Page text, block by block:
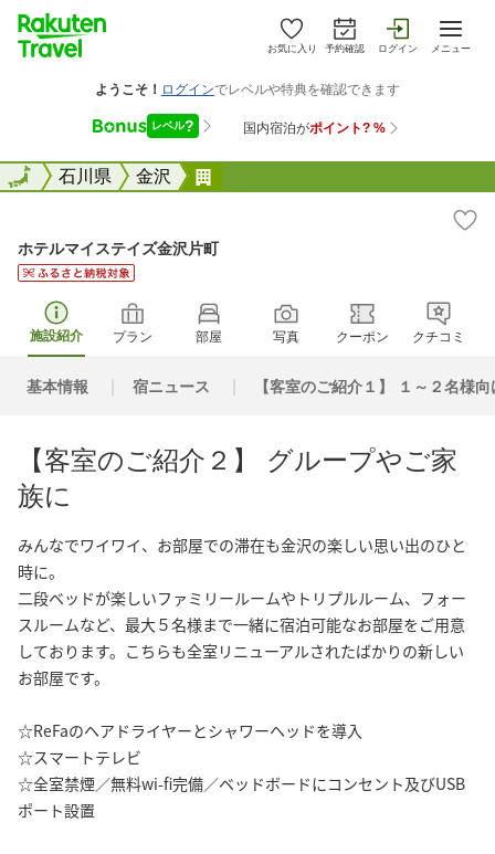
お気に入り 予約確認 ログイン メニュー
全国石川県 金沢
全国
ホテルマイステイズ金沢片町
施設紹介 プラン 部屋 写真 クーポン クチコミ
基本情報 宿ニュース 【客室のご紹介１】 １～２名様向
【客室のご紹介２】 グループやご家
族に
みんなでワイワイ、お部屋での滞在も金沢の楽しい思い出のひと
時に。
二段ベッドが楽しいファミリールームやトリプルルーム、フォー
スルームなど、最大５名様まで一緒に宿泊可能なお部屋をご用意
しております。こちらも全室リニューアルされたばかりの新しい
お部屋です。
☆ReFaのヘアドライヤーとシャワーヘッドを導入
☆スマートテレビ
☆全室禁煙／無料wi-fi完備／ベッドボードにコンセント及びUSB
ポート設置